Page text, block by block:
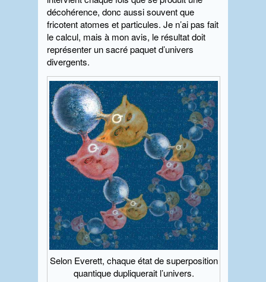
décohérence, donc aussi souvent que
fricotent atomes et particules. Je n’ai pas fait
le calcul, mais à mon avis, le résultat doit
représenter un sacré paquet d’univers
divergents.
Selon Everett, chaque état de superposition
quantique dupliquerait l’univers.